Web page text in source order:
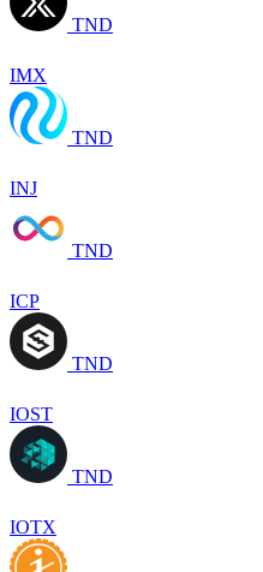
TND
IMX
TND
INJ
TND
ICP
TND
IOST
TND
IOTX